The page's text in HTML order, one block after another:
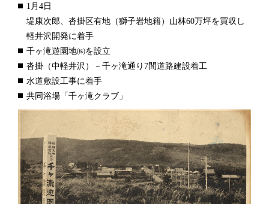
1月4日
堤康次郎、沓掛区有地（獅子岩地籍）山林60万坪を買収し
軽井沢開発に着手
千ヶ滝遊園地㈱を設立
沓掛（中軽井沢）－千ヶ滝通り7間道路建設着工
水道敷設工事に着手
共同浴場「千ヶ滝クラブ」